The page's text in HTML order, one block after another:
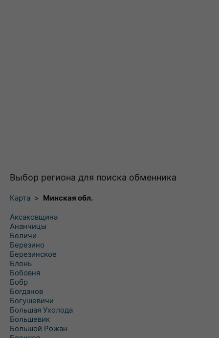
Выбор региона для поиска обменника
Карта > Минская обл.
Аксаковщина
Ананчицы
Беличи
Березино
Березинское
Блонь
Бобовня
Бобр
Богданов
Богушевичи
Большая Ухолода
Большевик
Большой Рожан